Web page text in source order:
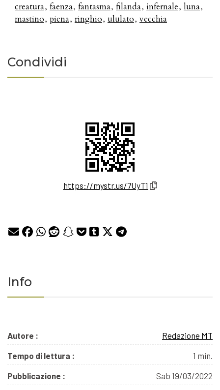
creatura faenza fantasma filanda infernale luna
mastino piena ringhio ululato vecchia
Condividi
https://mystr.us/7UyT1
Info
Autore : Redazione MT
Tempo di lettura : 1 min.
Pubblicazione : Sab 19/03/2022